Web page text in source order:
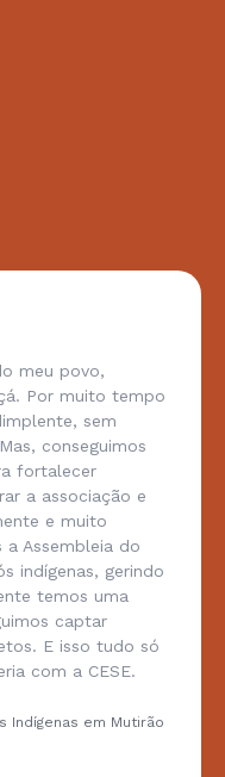
meu povo,
Por muito tempo
sem
conseguimos
fortalecer
a associação e
e muito
Assembleia do
indígenas, gerindo
temos uma
captar
E isso tudo só
com a CESE.
Indígenas em Mutirão